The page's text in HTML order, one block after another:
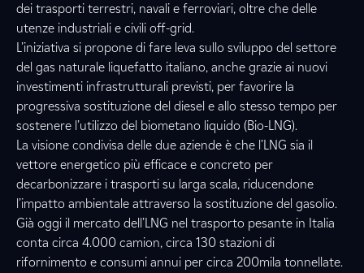
dei trasporti terrestri, navali e ferroviari, oltre che delle
utenze industriali e civili off-grid.
L’iniziativa si propone di fare leva sullo sviluppo del settore
del gas naturale liquefatto italiano, anche grazie ai nuovi
investimenti infrastrutturali previsti, per favorire la
progressiva sostituzione del diesel e allo stesso tempo per
sostenere l’utilizzo del biometano liquido (Bio-LNG).
La visione condivisa delle due aziende è che l’LNG sia il
vettore energetico più efficace e concreto per
decarbonizzare i trasporti su larga scala, riducendone
l’impatto ambientale attraverso la sostituzione del gasolio.
Già oggi il mercato dell’LNG nel trasporto pesante in Italia
conta circa 4.000 camion, circa 130 stazioni di
rifornimento e consumi annui per circa 200mila tonnellate.